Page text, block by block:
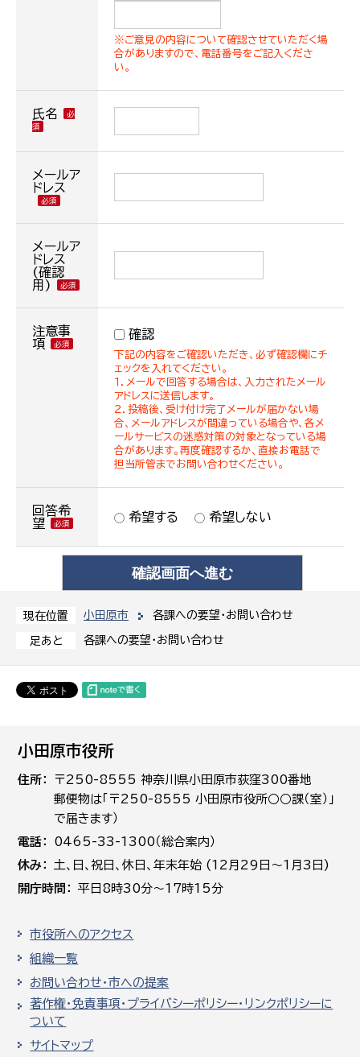
現在位置 小田原市 各課への要望・お問い合わせ
足あと 各課への要望・お問い合わせ
※ご意見の内容について確認させていただく場
合がありますので、電話番号をご記入くださ
い。
氏名
メールア
ドレス
メールア
ドレス
(確認
用)
注意事
項
確認
下記の内容をご確認いただき、必ず確認欄にチ
ェックを入れてください。
１．メールで回答する場合は、入力されたメール
アドレスに送信します。
２．投稿後、受け付け完了メールが届かない場
合、メールアドレスが間違っている場合や、各メ
ールサービスの迷惑対策の対象となっている場
合があります。再度確認するか、直接お電話で
担当所管までお問い合わせください。
回答希
望
希望する 希望しない
小田原市役所
住所
〒250-8555 神奈川県小田原市荻窪300番地
郵便物は「〒250-8555 小田原市役所○○課（室）」
で届きます）
電話
0465-33-1300（総合案内）
休み
土､日､祝日、休日、年末年始 (12月29日～1月3日)
開庁時間
平日8時30分～17時15分
市役所へのアクセス
組織一覧
お問い合わせ・市への提案
著作権・免責事項・プライバシーポリシー・リンクポリシーに
ついて
サイトマップ